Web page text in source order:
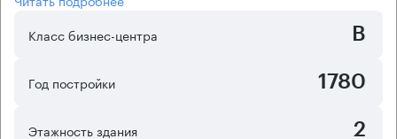
кондиционеры (сплит-системы). Эффективно
использовать пространство позволит смешанная
имеющих несколько небольших отделов, коридорно-
кабинетная планировка офисов в бизнес-центре
Класс бизнес-центра
B
Год постройки 1780
Этажность здания 2